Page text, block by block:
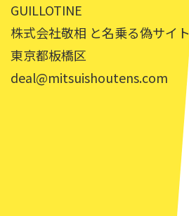
GUILLOTINE
株式会社敬相 と名乗る偽サイト
東京都板橋区
deal@mitsuishoutens.com